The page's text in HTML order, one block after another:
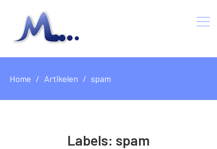
Home Artikelen spam
Labels: spam